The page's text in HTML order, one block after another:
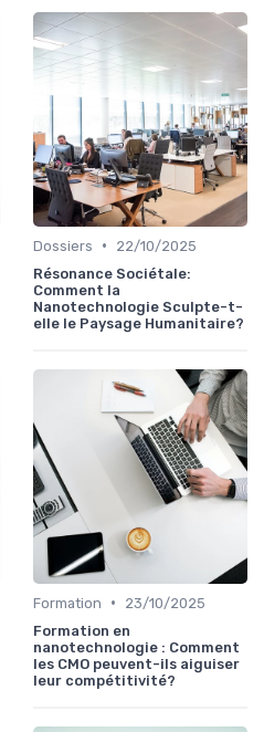
Dossiers •
22/10/2025
Résonance Sociétale:
Comment la
Nanotechnologie Sculpte-t-
elle le Paysage Humanitaire?
Formation •
23/10/2025
Formation en
nanotechnologie : Comment
les CMO peuvent-ils aiguiser
leur compétitivité?